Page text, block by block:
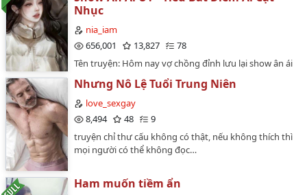
cảm thấy gì đó mỗi khi họ làm vậy.…
Nhục
nia_iam
656,001
13,827
78
Tên truyện: Hôm nay vợ chồng đỉnh lưu lại show ân ái
ư!Tác giả: Tiểu Bất Điểm Ái Cật Nhục.Thể loại: Futanari,
Bách hợp, Hiện đại, HE, Tình cảm, H văn, Ngọt sủng,
Song khiết 🕊️, Giới giải trí, Thanh mai trúc mã, Hoan hỉ
oan gia, Song hướng yêu thầm, Cưới trước yêu sau, Đô
Hoàn thành.Nhân vật chính: Cố Nguyên Hi x Thanh
Nhã ______________Giọng văn siêu ngọt, xuyên suốt bộ
tứ tung, thịt hầm là chủ yếu. Cốt truyện đều phục vụ
Nhưng Nô Lệ Tuổi Trung Niên
love_sexgay
8,494
48
9
truyện chỉ thư cấu không có thật, nếu không thích thì
mọi người có thể không đọc…
Ham muốn tiềm ẩn